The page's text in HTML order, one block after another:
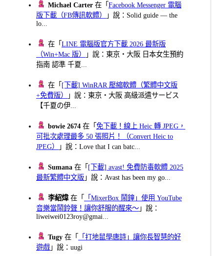
Michael Carter 在「Facebook Messenger 電腦
版下載（FB傳訊軟體）
」說：Solid guide — the
lo...
在「LINE 電腦版官方下載 2026 最新版
（Win+Mac 版）
」說：東京・大阪 日本女生預約
指南 認準 千夏...
在「 [下載] WinRAR 壓縮軟體（繁體中文版
+免費版）
」說：東京・大阪 高級派遣サービス
【千夏の伊...
bowie 2674 在「免下載！線上 Heic 轉 JPEG，
可批次處理最多 50 張照片！（Convert Heic to
JPEG）
」說：Love that I can batc...
Sumana 在「 [下載] avast! 免費防毒軟體 2025
最新繁體中文版 」說：Avast has been my go...
李紹煒在「
「MixerBox 鬧鐘」使用 YouTube
音樂當鬧鈴聲！讓你舒服的醒來～ 」說：
liweiwei0123roy@gmai...
Tugy 在「
「打地鼠學唐詩」讓你長智慧的好
遊戲 」說：uugi